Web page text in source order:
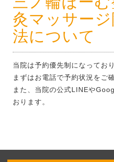
灸マッサー
法について
当院は予約優先制になっており
まずはお電話で予約状況をご
また、当院の公式LINEや
おります。